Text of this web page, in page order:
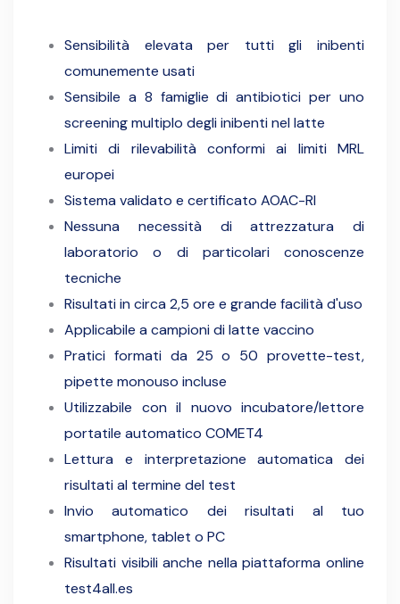
Sensibilità elevata per tutti gli inibenti
comunemente usati
Sensibile a 8 famiglie di antibiotici per uno
screening multiplo degli inibenti nel latte
Limiti di rilevabilità conformi ai limiti MRL
europei
Sistema validato e certificato AOAC-RI
Nessuna necessità di attrezzatura di
laboratorio o di particolari conoscenze
tecniche
Risultati in circa 2,5 ore e grande facilità d'uso
Applicabile a campioni di latte vaccino
Pratici formati da 25 o 50 provette-test,
pipette monouso incluse
Utilizzabile con il nuovo incubatore/lettore
portatile automatico COMET4
Lettura e interpretazione automatica dei
risultati al termine del test
Invio automatico dei risultati al tuo
smartphone, tablet o PC
Risultati visibili anche nella piattaforma online
test4all.es